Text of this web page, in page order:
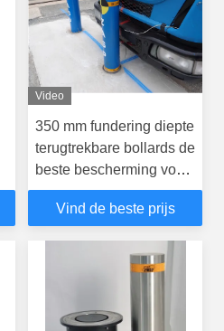
Video
350 mm fundering diepte
terugtrekbare bollards de
beste bescherming voor
uw ruimte
Vind de beste prijs